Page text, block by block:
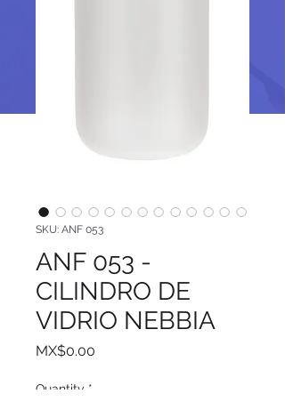
SKU: ANF 053
ANF 053 -
CILINDRO DE
VIDRIO NEBBIA
MX$0.00
Quantity *